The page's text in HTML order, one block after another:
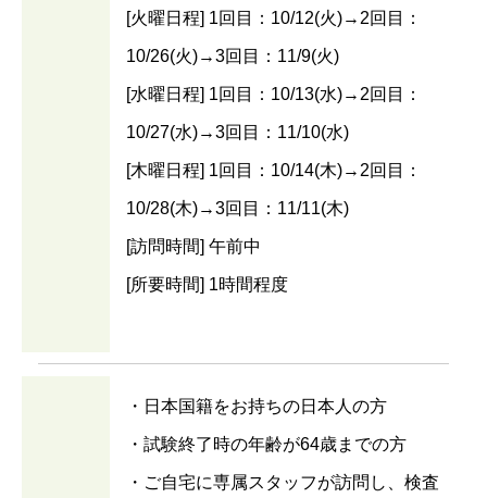
[火曜日程] 1回目：10/12(火)→2回目：
10/26(火)→3回目：11/9(火)
[水曜日程] 1回目：10/13(水)→2回目：
10/27(水)→3回目：11/10(水)
[木曜日程] 1回目：10/14(木)→2回目：
10/28(木)→3回目：11/11(木)
[訪問時間] 午前中
[所要時間] 1時間程度
・日本国籍をお持ちの日本人の方
・試験終了時の年齢が64歳までの方
・ご自宅に専属スタッフが訪問し、検査